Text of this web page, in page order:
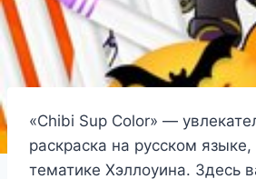
«Chibi Sup Color» —
раскраска на русском
тематике Хэллоуина. Здесь